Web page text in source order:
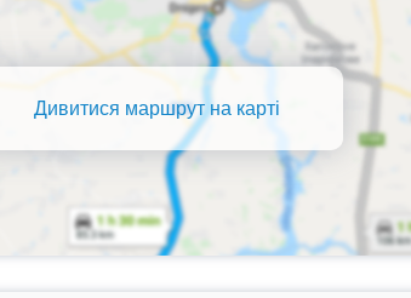
Дивитися маршрут на карті